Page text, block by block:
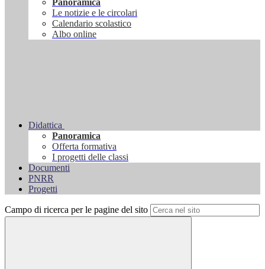
Panoramica
Le notizie e le circolari
Calendario scolastico
Albo online
Didattica
Panoramica
Offerta formativa
I progetti delle classi
Documenti
PNRR
Progetti
Campo di ricerca per le pagine del sito